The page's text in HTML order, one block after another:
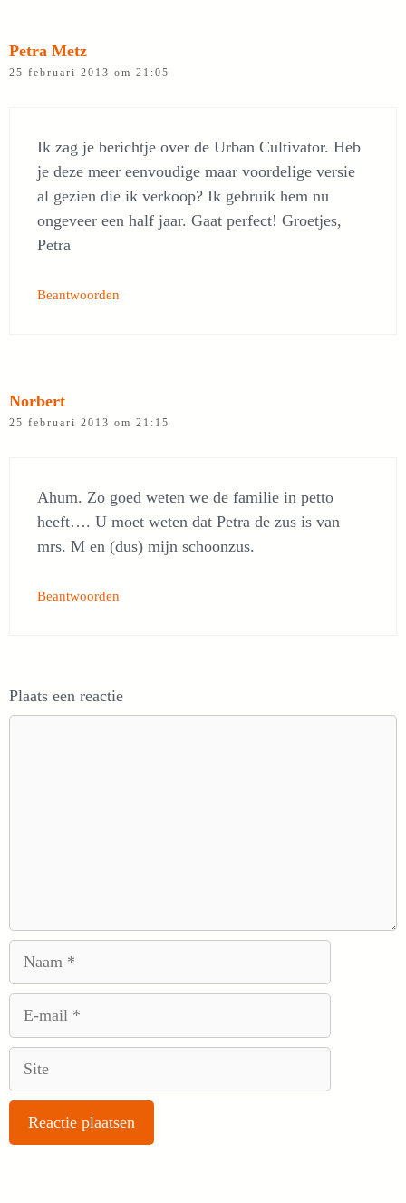
Petra Metz
25 februari 2013 om 21:05
Ik zag je berichtje over de Urban Cultivator. Heb
je deze meer eenvoudige maar voordelige versie
al gezien die ik verkoop? Ik gebruik hem nu
ongeveer een half jaar. Gaat perfect! Groetjes,
Petra
Beantwoorden
Norbert
25 februari 2013 om 21:15
Ahum. Zo goed weten we de familie in petto
heeft…. U moet weten dat Petra de zus is van
mrs. M en (dus) mijn schoonzus.
Beantwoorden
Plaats een reactie